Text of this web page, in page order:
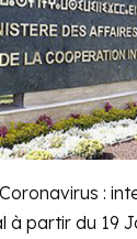
:
à partir du 19